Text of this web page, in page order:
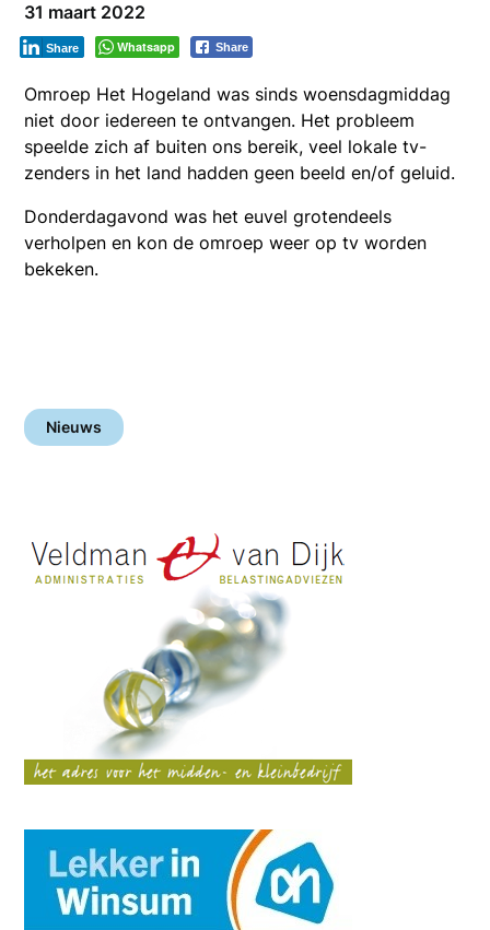
31 maart 2022
Whatsapp Share
Share
Omroep Het Hogeland was sinds woensdagmiddag
niet door iedereen te ontvangen. Het probleem
speelde zich af buiten ons bereik, veel lokale tv-
zenders in het land hadden geen beeld en/of geluid.
Donderdagavond was het euvel grotendeels
verholpen en kon de omroep weer op tv worden
bekeken.
Nieuws